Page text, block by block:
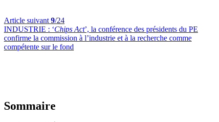
Article suivant 9/24
INDUSTRIE : ‘Chips Act’, la conférence des présidents du PE
confirme la commission à l’industrie et à la recherche comme
compétente sur le fond
Sommaire